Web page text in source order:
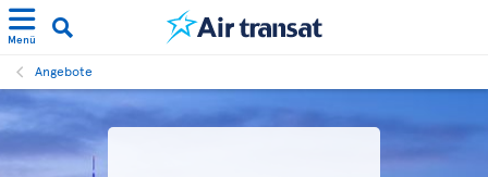
Menü
Angebote